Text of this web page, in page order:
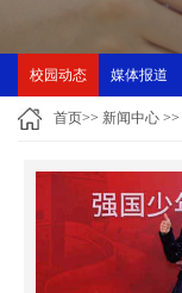
校园动态 媒体报道
首页>> 新闻中心 >>